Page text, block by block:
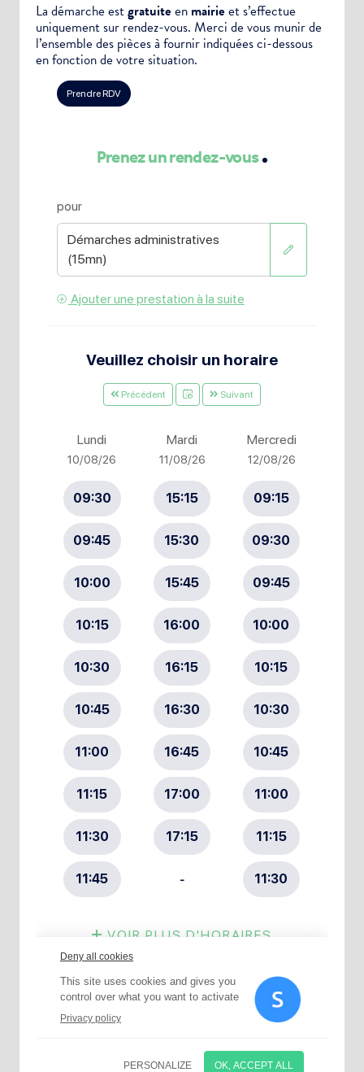
La démarche estgratuiteen mairieet s’effectue
uniquement sur rendez-vous. Merci de vous munir de
l’ensemble des pièces à fournir indiquées ci-dessous
en fonction de votre situation.